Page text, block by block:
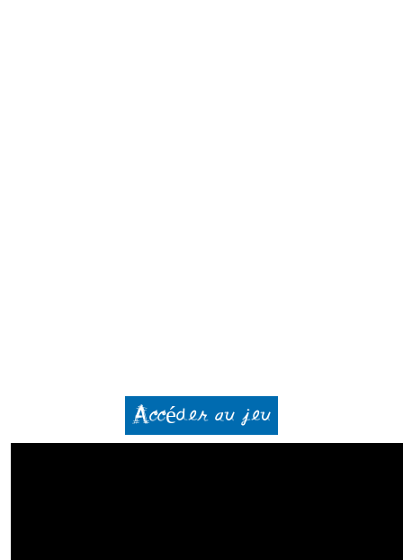
Accéder au jeu